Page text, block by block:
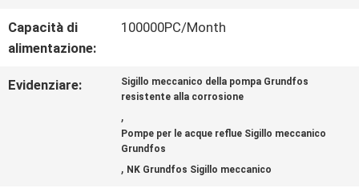
RICHIEDA
UNA
Capacità di
alimentazione:
100000PC/Month
Evidenziare:
Sigillo meccanico della pompa Grundfos
resistente alla corrosione
,
Pompe per le acque reflue Sigillo meccanico
Grundfos
, NK Grundfos Sigillo meccanico